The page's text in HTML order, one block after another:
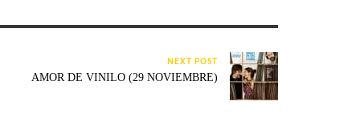
NEXT POST
AMOR DE VINILO (29 NOVIEMBRE)